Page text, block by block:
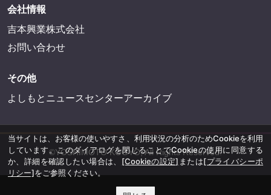
会社情報
吉本興業株式会社
お問い合わせ
その他
よしもとニュースセンターアーカイブ
©YOSHIMOTO KOGYO, All Rights Reserved.
当サイトは、お客様の使いやすさ、利用状況の分析のためCookieを利用
しています。このダイアログを閉じることでCookieの使用に同意する
か、詳細を確認したい場合は、 [Cookieの設定] または[プライバシーポ
リシー]をご参照ください。